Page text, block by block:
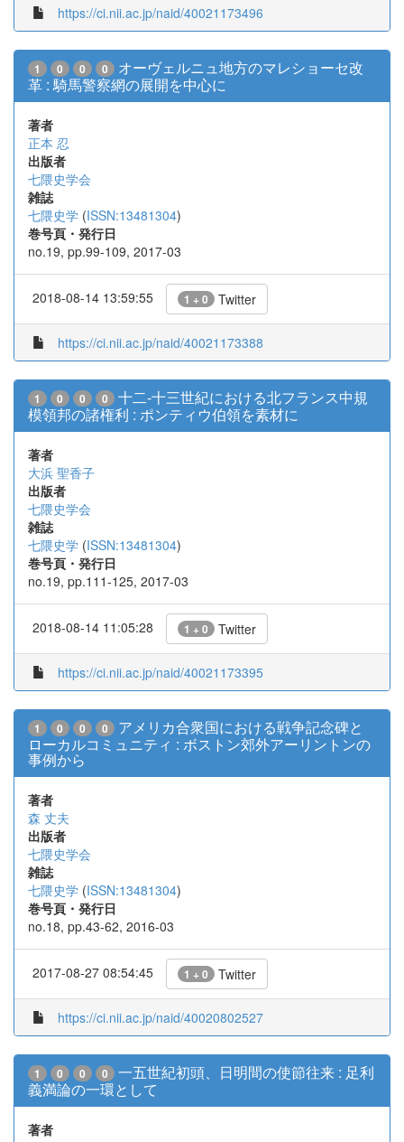
https://ci.nii.ac.jp/naid/40021173496
1 0 0 0
オーヴェルニュ地方のマレショーセ改
革 : 騎馬警察網の展開を中心に
著者
正本 忍
出版者
七隈史学会
雑誌
七隈史学 (ISSN:13481304)
巻号頁・発行日
no.19, pp.99-109, 2017-03
2018-08-14 13:59:55 1 + 0 Twitter
https://ci.nii.ac.jp/naid/40021173388
1 0 0 0
十二-十三世紀における北フランス中規
模領邦の諸権利 : ポンティウ伯領を素材に
著者
大浜 聖香子
出版者
七隈史学会
雑誌
七隈史学 (ISSN:13481304)
巻号頁・発行日
no.19, pp.111-125, 2017-03
2018-08-14 11:05:28 1 + 0 Twitter
https://ci.nii.ac.jp/naid/40021173395
1 0 0 0
アメリカ合衆国における戦争記念碑と
ローカルコミュニティ : ボストン郊外アーリントンの
事例から
著者
森 丈夫
出版者
七隈史学会
雑誌
七隈史学 (ISSN:13481304)
巻号頁・発行日
no.18, pp.43-62, 2016-03
2017-08-27 08:54:45 1 + 0 Twitter
https://ci.nii.ac.jp/naid/40020802527
1 0 0 0
一五世紀初頭、日明間の使節往来 : 足利
義満論の一環として
著者